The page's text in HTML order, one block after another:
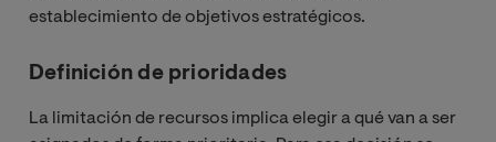
establecimiento de objetivos estratégicos.
Definición de prioridades
La limitación de recursos implica elegir a qué van a ser